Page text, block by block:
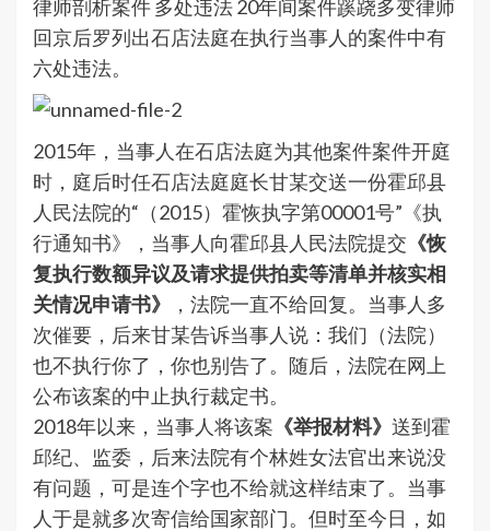
律师剖析案件 多处违法 20年间案件蹊跷多变律师
回京后罗列出石店法庭在执行当事人的案件中有
六处违法。
2015年，当事人在石店法庭为其他案件案件开庭
时，庭后时任石店法庭庭长甘某交送一份霍邱县
人民法院的“（2015）霍恢执字第00001号”《执
行通知书》，当事人向霍邱县人民法院提交 《恢
复执行数额异议及请求提供拍卖等清单并核实相
关情况申请书》
，法院一直不给回复。当事人多
次催要，后来甘某告诉当事人说：我们（法院）
也不执行你了，你也别告了。随后，法院在网上
公布该案的中止执行裁定书。
2018年以来，当事人将该案 《举报材料》 送到霍
邱纪、监委，后来法院有个林姓女法官出来说没
有问题，可是连个字也不给就这样结束了。当事
人于是就多次寄信给国家部门。但时至今日，如